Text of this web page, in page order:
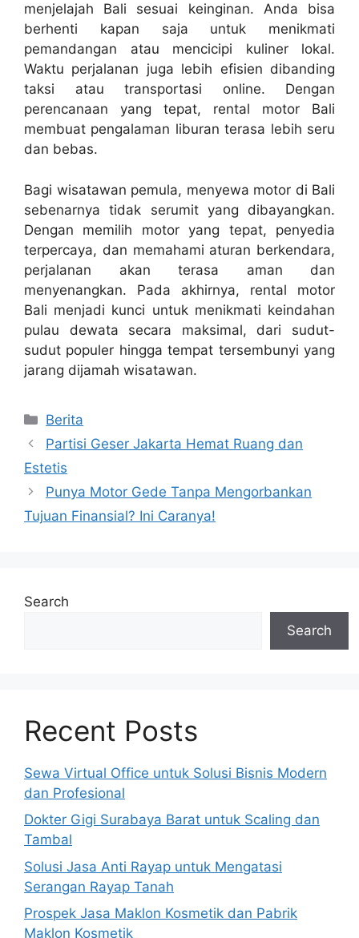
menjelajah Bali sesuai keinginan. Anda bisa
berhenti kapan saja untuk menikmati
pemandangan atau mencicipi kuliner lokal.
Waktu perjalanan juga lebih efisien dibanding
taksi atau transportasi online. Dengan
perencanaan yang tepat, rental motor Bali
membuat pengalaman liburan terasa lebih seru
dan bebas.
Bagi wisatawan pemula, menyewa motor di Bali
sebenarnya tidak serumit yang dibayangkan.
Dengan memilih motor yang tepat, penyedia
terpercaya, dan memahami aturan berkendara,
perjalanan akan terasa aman dan
menyenangkan. Pada akhirnya, rental motor
Bali menjadi kunci untuk menikmati keindahan
pulau dewata secara maksimal, dari sudut-
sudut populer hingga tempat tersembunyi yang
jarang dijamah wisatawan.
Categories
Berita
Partisi Geser Jakarta Hemat Ruang dan
Estetis
Punya Motor Gede Tanpa Mengorbankan
Tujuan Finansial? Ini Caranya!
Search
Search
Recent Posts
Sewa Virtual Office untuk Solusi Bisnis Modern
dan Profesional
Dokter Gigi Surabaya Barat untuk Scaling dan
Tambal
Solusi Jasa Anti Rayap untuk Mengatasi
Serangan Rayap Tanah
Prospek Jasa Maklon Kosmetik dan Pabrik
Maklon Kosmetik